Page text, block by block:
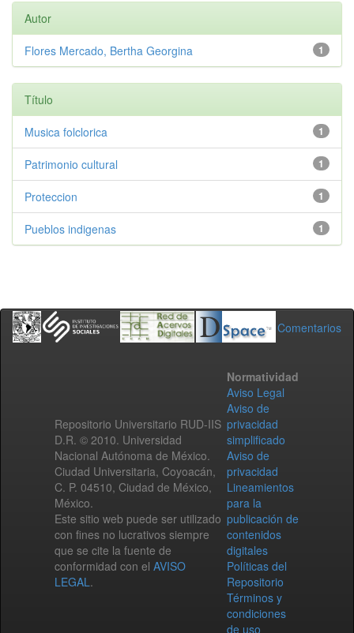
Autor
1
Flores Mercado, Bertha Georgina
Título
1
Musica folclorica
1
Patrimonio cultural
1
Proteccion
1
Pueblos indigenas
Comentarios
Repositorio Universitario RUD-IIS
D.R. © 2010. Universidad
Nacional Autónoma de México.
Ciudad Universitaria, Coyoacán,
C. P. 04510, Ciudad de México,
México.
Este sitio web puede ser utilizado
con fines no lucrativos siempre
que se cite la fuente de
conformidad con el AVISO
LEGAL.
Normatividad
Aviso Legal
Aviso de
privacidad
simplificado
Aviso de
privacidad
Lineamientos
para la
publicación de
contenidos
digitales
Políticas del
Repositorio
Términos y
condiciones
de uso